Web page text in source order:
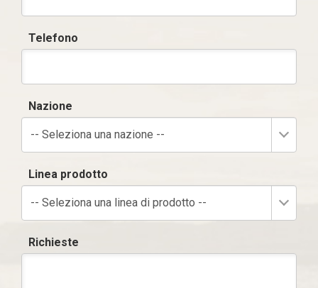
Telefono
Nazione
-- Seleziona una nazione --
Linea prodotto
-- Seleziona una linea di prodotto --
Richieste